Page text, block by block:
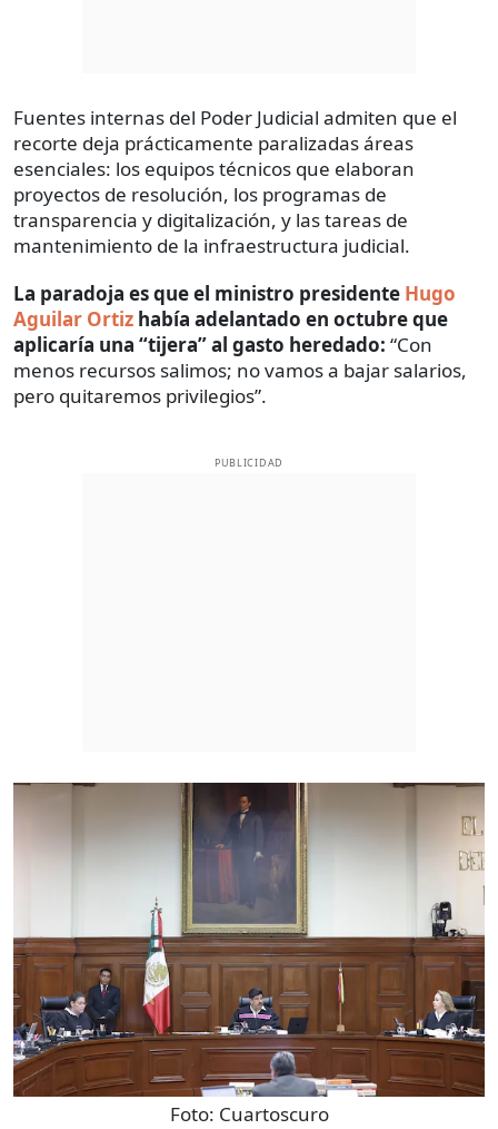
Fuentes internas del Poder Judicial admiten que el
recorte deja prácticamente paralizadas áreas
esenciales: los equipos técnicos que elaboran
proyectos de resolución, los programas de
transparencia y digitalización, y las tareas de
mantenimiento de la infraestructura judicial.
La paradoja es que el ministro presidente Hugo
Aguilar Ortiz había adelantado en octubre que
aplicaría una “tijera” al gasto heredado: “Con
menos recursos salimos; no vamos a bajar salarios,
pero quitaremos privilegios”.
PUBLICIDAD
Foto: Cuartoscuro